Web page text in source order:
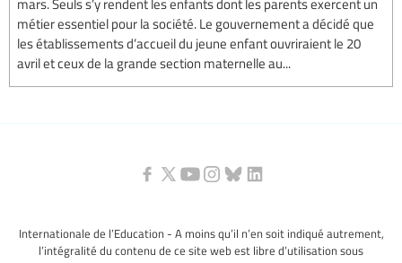
mars. Seuls s’y rendent les enfants dont les parents exercent un
métier essentiel pour la société. Le gouvernement a décidé que
les établissements d’accueil du jeune enfant ouvriraient le 20
avril et ceux de la grande section maternelle au...
Internationale de l’Education - A moins qu’il n’en soit indiqué autrement,
l’intégralité du contenu de ce site web est libre d’utilisation sous